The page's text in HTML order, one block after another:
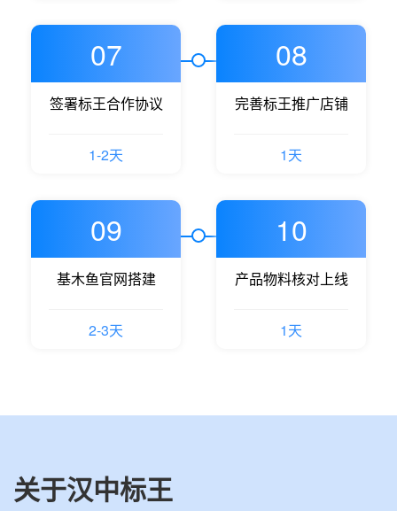
07
签署标王合作协议
1-2天
08
完善标王推广店铺
1天
09
基木鱼官网搭建
2-3天
10
产品物料核对上线
1天
关于汉中标王